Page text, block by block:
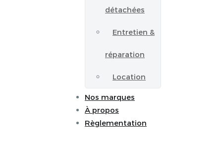
détachées
Entretien &
réparation
Location
Nos marques
À propos
Règlementation